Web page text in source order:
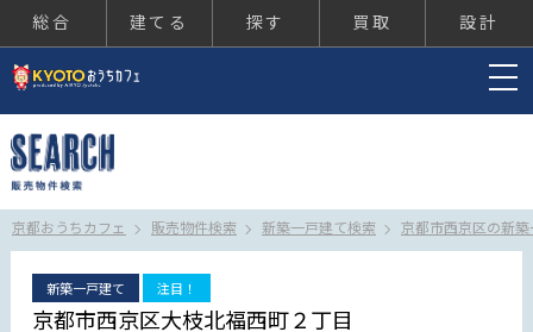
総合 建てる 探す 買取 設計
京都おうちカフェ 販売物件検索 新築一戸建て検索 京都市西京区の新
新築一戸建て 注目！
京都市西京区大枝北福西町２丁目